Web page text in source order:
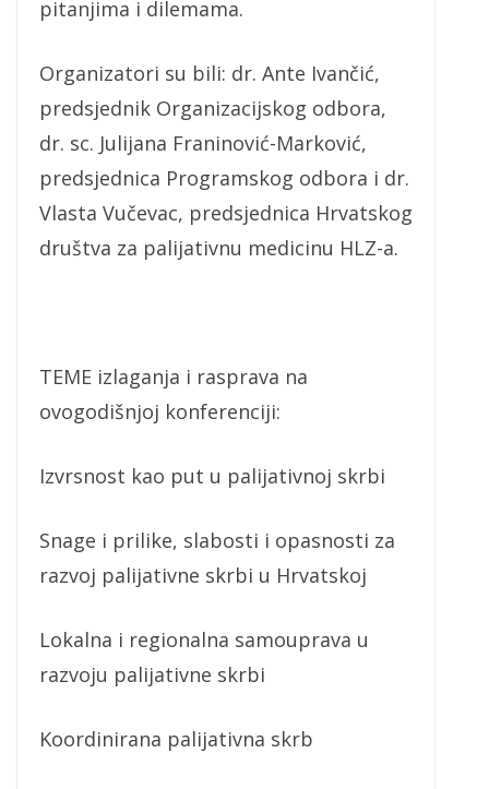
pitanjima i dilemama.
Organizatori su bili: dr. Ante Ivančić,
predsjednik Organizacijskog odbora,
dr. sc. Julijana Franinović-Marković,
predsjednica Programskog odbora i dr.
Vlasta Vučevac, predsjednica Hrvatskog
društva za palijativnu medicinu HLZ-a.
TEME izlaganja i rasprava na
ovogodišnjoj konferenciji:
Izvrsnost kao put u palijativnoj skrbi
Snage i prilike, slabosti i opasnosti za
razvoj palijativne skrbi u Hrvatskoj
Lokalna i regionalna samouprava u
razvoju palijativne skrbi
Koordinirana palijativna skrb